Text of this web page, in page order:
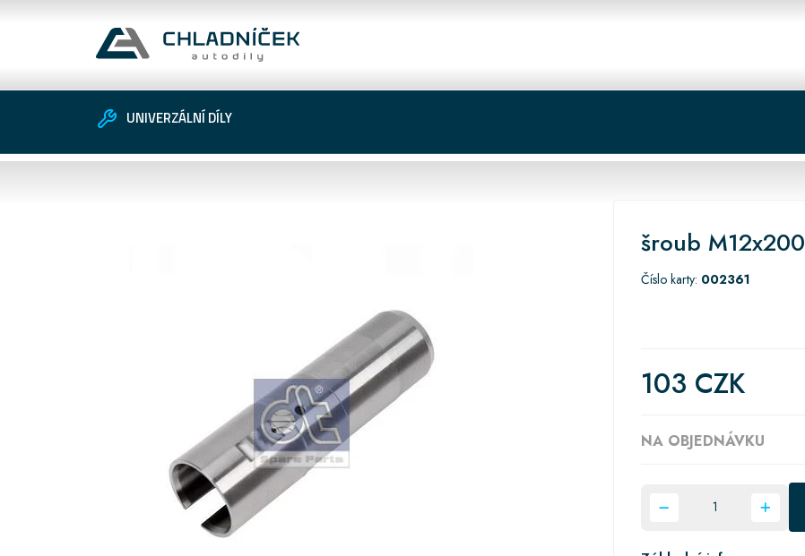
UNIVERZÁLNÍ DÍLY
šroub M12x200
Číslo karty: 002361
103 CZK
NA OBJEDNÁVKU